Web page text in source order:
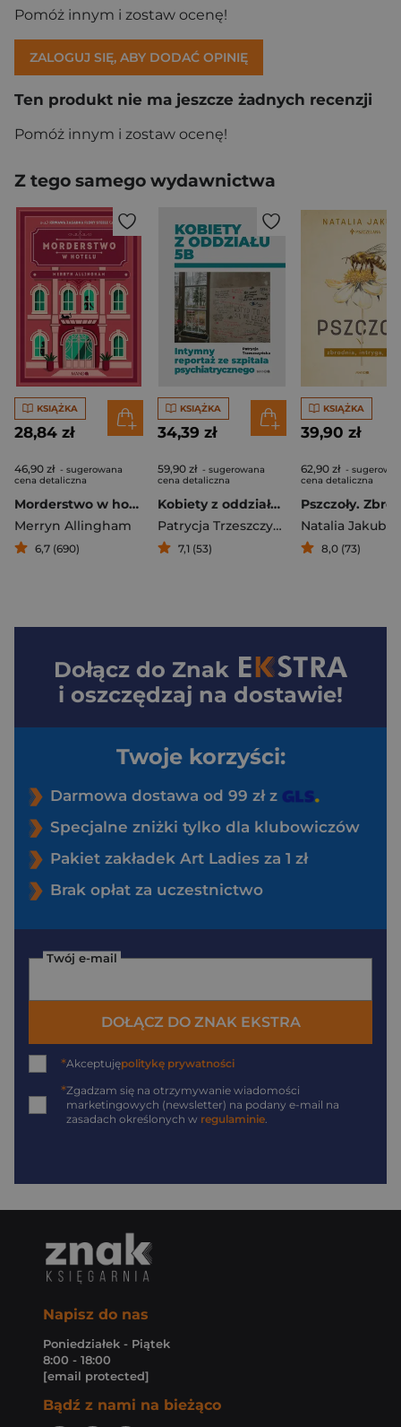
Pomóż innym i zostaw ocenę!
ZALOGUJ SIĘ, ABY DODAĆ OPINIĘ
Ten produkt nie ma jeszcze żadnych recenzji
Pomóż innym i zostaw ocenę!
Z tego samego wydawnictwa
KSIĄŻKA
28,84 zł
46,90 zł - sugerowana
cena detaliczna
Morderstwo w hotelu
Merryn Allingham
6,7 (690)
KSIĄŻKA
34,39 zł
59,90 zł - sugerowana
cena detaliczna
Kobiety z oddziału 5B. Intymny reportaż ze szpitala psychiatrycznego
Patrycja Trzeszczyńska
7,1 (53)
KSIĄŻKA
39,90 zł
62,90 zł -
cena detaliczna
Natalia Jakubus
8,0 (73)
Dołącz do Znak
i oszczędzaj na dostawie!
Twoje korzyści:
Darmowa dostawa od 99 zł z
Specjalne zniżki tylko dla klubowiczów
Pakiet zakładek Art Ladies za 1 zł
Brak opłat za uczestnictwo
Twój e-mail
DOŁĄCZ DO ZNAK EKSTRA
*Akceptujępolitykę prywatności
*Zgadzam się na otrzymywanie wiadomości
marketingowych (newsletter) na podany e-mail na
zasadach określonych w regulaminie.
Napisz do nas
Poniedziałek - Piątek
8:00 - 18:00
[email protected]
Bądź z nami na bieżąco